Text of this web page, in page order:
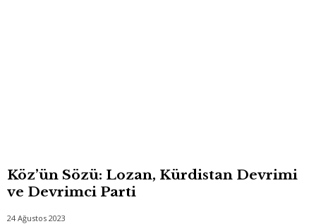
Köz’ün Sözü: Lozan, Kürdistan Devrimi
ve Devrimci Parti
24 Ağustos 2023